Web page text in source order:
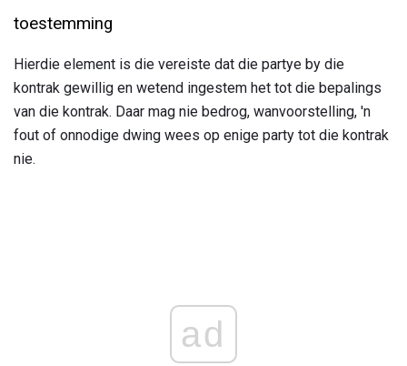
toestemming
Hierdie element is die vereiste dat die partye by die
kontrak gewillig en wetend ingestem het tot die bepalings
van die kontrak. Daar mag nie bedrog, wanvoorstelling, 'n
fout of onnodige dwing wees op enige party tot die kontrak
nie.
ad